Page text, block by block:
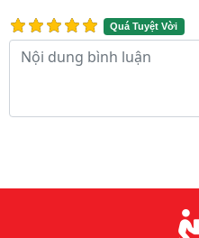
Quá Tuyệt Vời
Nội dung bình luận
Lý do chọn chúng